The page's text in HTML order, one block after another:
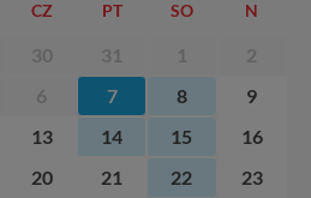
CZ PT SO N
30 31 1
2
6 7 8
9
13 14 15
16
20 21 22
23